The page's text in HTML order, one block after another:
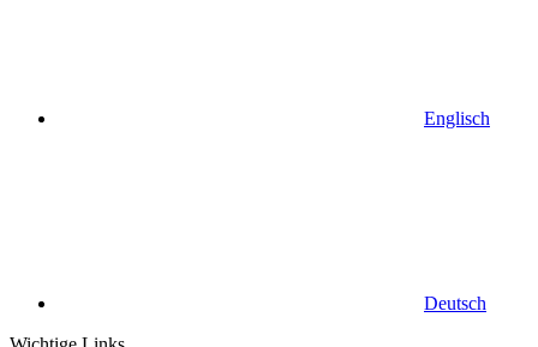
Englisch
Deutsch